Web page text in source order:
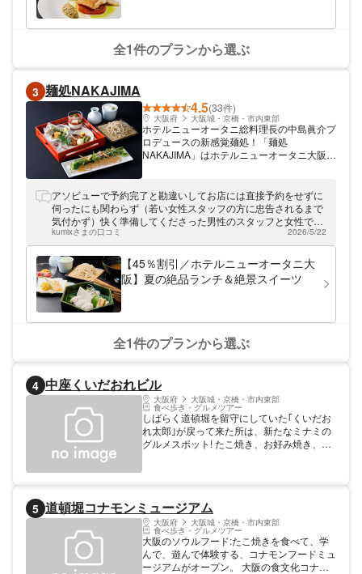
全1件のプランから選ぶ
3 麺処NAKAJIMA
4.5(33件)
大阪府 大阪城・京橋・市内東部
ホテルニューオータニ総料理長の中島眞介プ
ロデュースの新感覚麺処！「麺処
NAKAJIMA」はホテルニューオータニ大阪に
節を使用した自慢の出汁。特別に開発した縮
麺のうどんには京都より取り寄せた水で作る
出汁でいただきます。”美味しいホテル”とし
て手間を惜しまず素材を活かした新感覚の麺
をお楽しみください。
アソビューで予約完了と勘違いしてお店には直接予約をせずに
伺ったにも関わらず（若い女性スタッフの方に忠告されるまで
気付かず）快く準備してくださった男性のスタッフと女性でお
年を召したスタッフの方がとても感じ良く給事していただけた
のがお料理をより美味しくしていた気がします。 ライブ遠征で
きて最初の食事から気分良くスタートをきれました。ありがと
うございました。 次回は予約して家族と来たいと思います。
kumixさまの口コミ 2026/5/22
【45％割引／ホテルニューオータニ大
阪】夏の絶品ランチ＆絶景スイーツ
全1件のプランから選ぶ
4 中座くいだおれビル
大阪府 大阪城・京橋・市内東部
食べ歩き・グルメツアー
しばらく道頓堀を留守にしていた｢くいだお
れ太郎｣が戻って来た所は、新たなミナミの
グルメスポット! たこ焼き、お好み焼き、串
堀の名所として、早くも注目の的。 料金: 入
館無料 営業 各店舗にて異なる。
5 道頓堀コナモンミュージアム
大阪府 大阪城・京橋・市内東部
食べ歩き・グルメツアー
大阪のソウルフード:たこ焼きを食べて、学
んで、遊んで体験する、コナモンフードミュ
ージアムがオープン。 大阪の食文化コナモ